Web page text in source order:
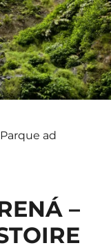
Parque ad
–